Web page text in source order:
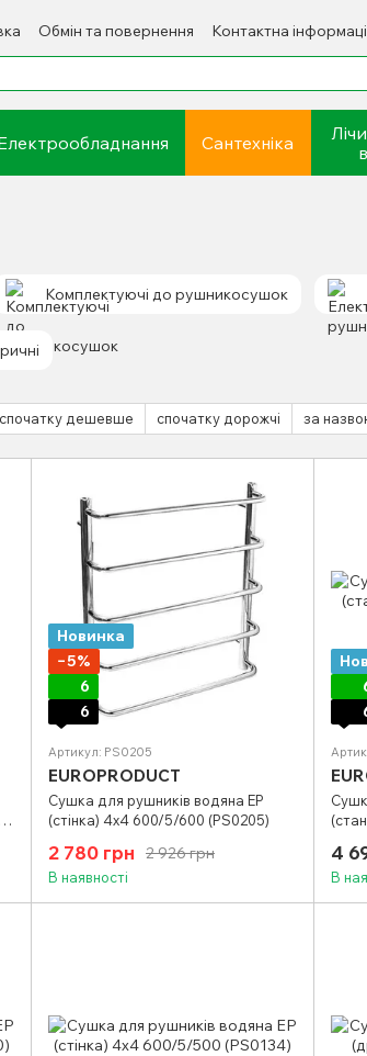
Обмін та повернення Контактна
Сантехніка
Комплектуючі до рушникосушок
спочатку дешевше спочатку дорожчі за
Новинка
−5%
6
6
Артикул: PS0205
EUROPRODUCT
Сушка для рушників водяна EP
(стінка) 4х4 600/5/600 (PS0205)
2 926 грн
2 780 грн
В наявності
4
В